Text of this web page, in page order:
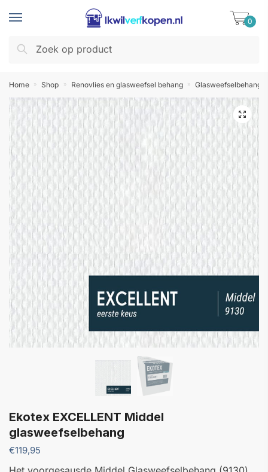
Zoeken
naar:
Zoeken
0
Home » Shop » Renovlies en glasweefsel behang » Glasweefselbehang
Ekotex EXCELLENT Middel
glasweefselbehang
€119,95